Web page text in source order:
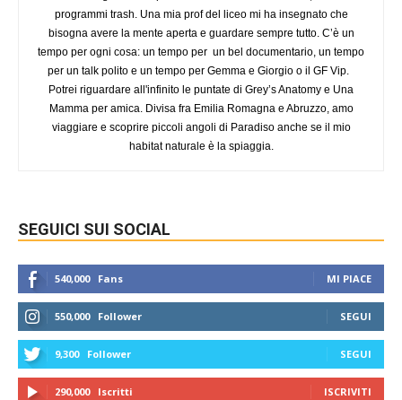
programmi trash. Una mia prof del liceo mi ha insegnato che
bisogna avere la mente aperta e guardare sempre tutto. C’è un
tempo per ogni cosa: un tempo per un bel documentario, un tempo
per un talk polito e un tempo per Gemma e Giorgio o il GF Vip.
Potrei riguardare all'infinito le puntate di Grey’s Anatomy e Una
Mamma per amica. Divisa fra Emilia Romagna e Abruzzo, amo
viaggiare e scoprire piccoli angoli di Paradiso anche se il mio
habitat naturale è la spiaggia.
SEGUICI SUI SOCIAL
540,000 Fans MI PIACE
550,000 Follower SEGUI
9,300 Follower SEGUI
290,000 Iscritti ISCRIVITI